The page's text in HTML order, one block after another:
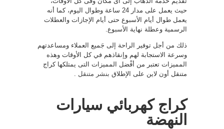
حيث يعمل على مدار 24 ساعة وطوال اليوم، كما أنه
يعمل طوال أيام الأسبوع حتى أيام الإجازات والعطلات
الرسمية وعطلة نهاية الأسبوع.
ذلك من أجل توفير الراحة إلى جَميع العملاء ومساعدتهم
وسرعة الاستجابة لهم وإنقاذهم في كل الأوقات وهذه
المميزات تعتبر من أفْضل المميزات التى يمتلكها كراج
متنقل أون لاين على الإطلاق بنشر متنقل .
كراج كهربائي سيارات
النهضة